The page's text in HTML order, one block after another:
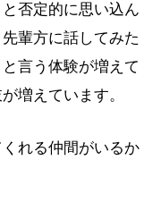
否定的に思い込ん
輩方に話してみた
言う体験が増えて
増えています。
れる仲間がいるか